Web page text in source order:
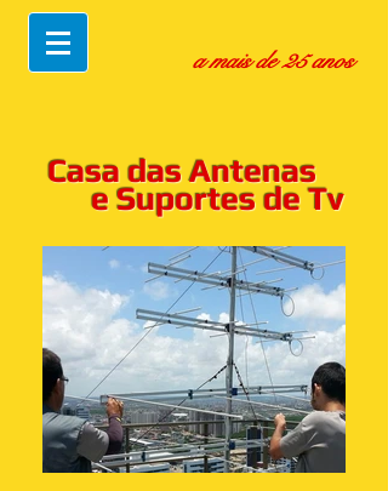
a mais de 25 anos
Casa das Antenas
e Suportes de Tv